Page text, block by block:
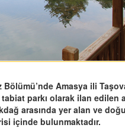
Amasya ili
parkı olarak ilan edilen
arasında yer alan ve doğu
içinde bulunmaktadır.